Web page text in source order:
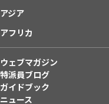
アジア
アフリカ
ウェブマガジン
特派員ブログ
ガイドブック
ニュース